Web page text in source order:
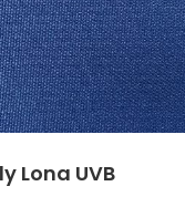
Lona UVB